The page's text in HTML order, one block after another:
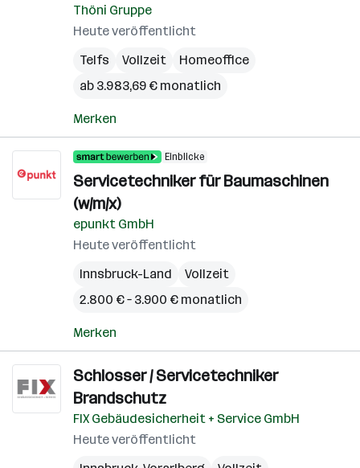
Thöni Gruppe
Heute veröffentlicht
Telfs
Vollzeit
Homeoffice
ab 3.983,69 € monatlich
Merken
Einblicke
Servicetechniker für Baumaschinen
(w/m/x)
epunkt GmbH
Heute veröffentlicht
Innsbruck-Land
Vollzeit
2.800 € – 3.900 € monatlich
Merken
Schlosser / Servicetechniker
Brandschutz
FIX Gebäudesicherheit + Service GmbH
Heute veröffentlicht